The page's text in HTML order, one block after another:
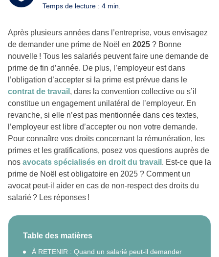
Temps de lecture : 4 min.
Après plusieurs années dans l’entreprise, vous envisagez
de demander une prime de Noël en 2025 ? Bonne
nouvelle ! Tous les salariés peuvent faire une demande de
prime de fin d’année. De plus, l’employeur est dans
l’obligation d’accepter si la prime est prévue dans le
contrat de travail , dans la convention collective ou s’il
constitue un engagement unilatéral de l’employeur. En
revanche, si elle n’est pas mentionnée dans ces textes,
l’employeur est libre d’accepter ou non votre demande.
Pour connaître vos droits concernant la rémunération, les
primes et les gratifications, posez vos questions auprès de
nos avocats spécialisés en droit du travail . Est-ce que la
prime de Noël est obligatoire en 2025 ? Comment un
avocat peut-il aider en cas de non-respect des droits du
salarié ? Les réponses !
Table des matières
À RETENIR : Quand un salarié peut-il demander